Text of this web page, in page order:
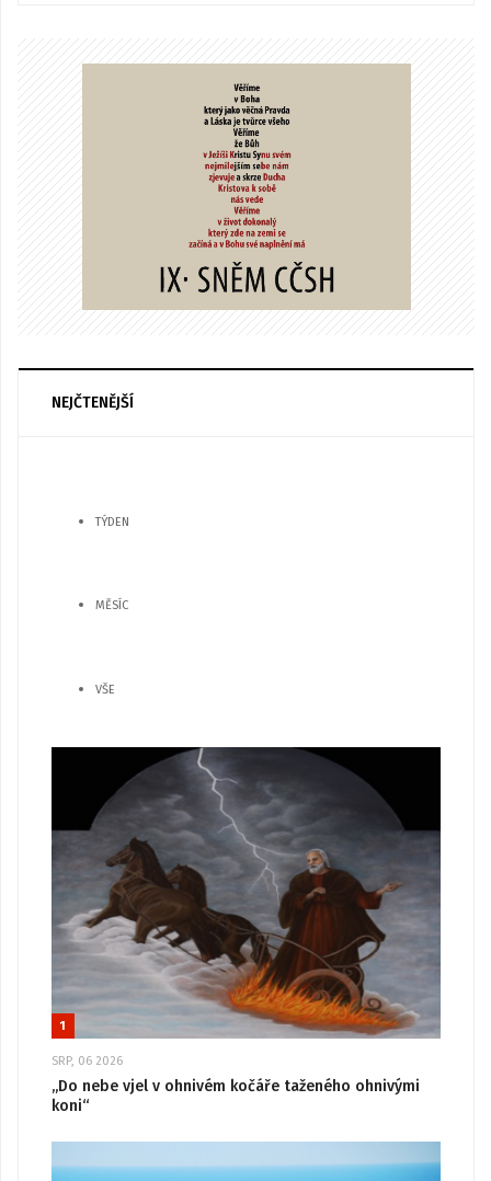
NEJČTENĚJŠÍ
TÝDEN
MĚSÍC
VŠE
1
SRP, 06 2026
„Do nebe vjel v ohnivém kočáře taženého ohnivými
koni“